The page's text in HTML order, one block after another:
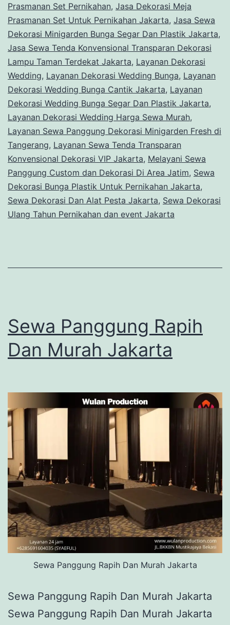
Prasmanan Set Pernikahan, Jasa Dekorasi Meja
Prasmanan Set Untuk Pernikahan Jakarta, Jasa Sewa
Dekorasi Minigarden Bunga Segar Dan Plastik Jakarta,
Jasa Sewa Tenda Konvensional Transparan Dekorasi
Lampu Taman Terdekat Jakarta, Layanan Dekorasi
Wedding, Layanan Dekorasi Wedding Bunga, Layanan
Dekorasi Wedding Bunga Cantik Jakarta, Layanan
Dekorasi Wedding Bunga Segar Dan Plastik Jakarta,
Layanan Dekorasi Wedding Harga Sewa Murah,
Layanan Sewa Panggung Dekorasi Minigarden Fresh di
Tangerang, Layanan Sewa Tenda Transparan
Konvensional Dekorasi VIP Jakarta, Melayani Sewa
Panggung Custom dan Dekorasi Di Area Jatim, Sewa
Dekorasi Bunga Plastik Untuk Pernikahan Jakarta,
Sewa Dekorasi Dan Alat Pesta Jakarta, Sewa Dekorasi
Ulang Tahun Pernikahan dan event Jakarta
Sewa Panggung Rapih
Dan Murah Jakarta
Sewa Panggung Rapih Dan Murah Jakarta
Sewa Panggung Rapih Dan Murah Jakarta
Sewa Panggung Rapih Dan Murah Jakarta